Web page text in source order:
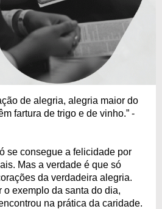
de alegria, alegria maior do
fartura de trigo e de vinho.” -
se consegue a felicidade por
Mas a verdade é que só
da verdadeira alegria.
o exemplo da santa do dia,
na prática da caridade.